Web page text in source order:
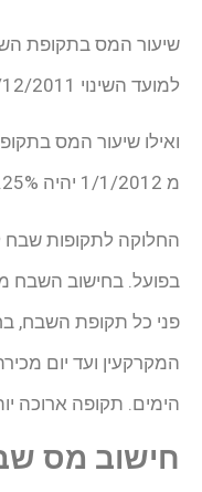
למועד השינוי 31/12/2011 יהיה 20%,
ואילו שיעור המס
החלוקה לתקופות שבח
בפועל. בחישוב השבח
פני כל תקופת השבח,
המקרקעין ועד יום
הימים. תקופה ארוכה
חישוב מס